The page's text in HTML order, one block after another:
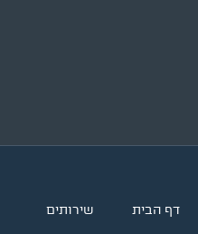
דף הבית שירותים